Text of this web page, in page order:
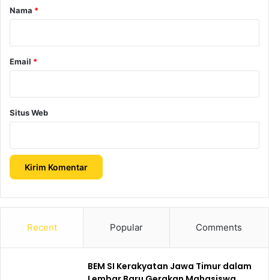
rNama *
Email *
Situs Web
Recent Popular Comments
BEM SI Kerakyatan Jawa Timur dalam